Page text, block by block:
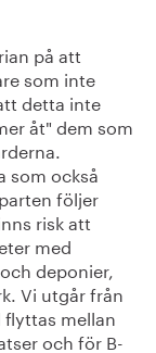
på att
som inte
detta inte
åt" dem som
som också
följer
risk att
med
deponier,
Vi utgår från
mellan
och för B-